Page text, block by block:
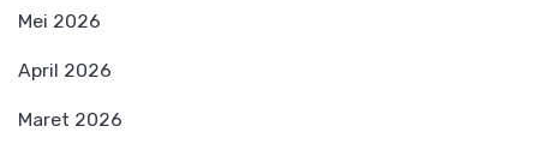
Mei 2026
April 2026
Maret 2026